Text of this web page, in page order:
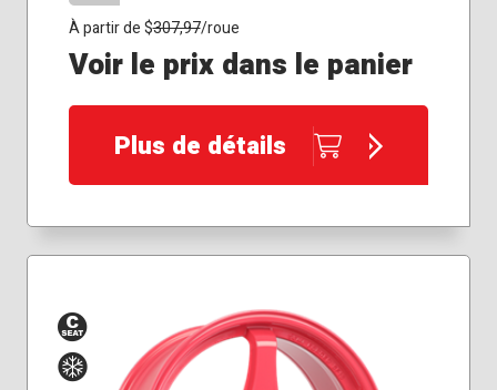
À partir de $307,97/roue
Voir le prix dans le panier
Plus de détails